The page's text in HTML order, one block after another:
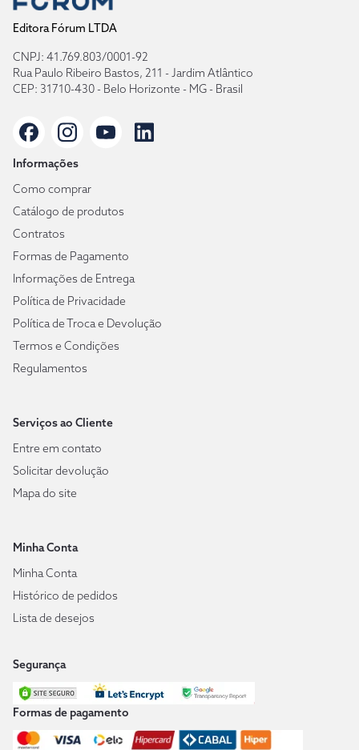
Editora Fórum LTDA
CNPJ: 41.769.803/0001-92
Rua Paulo Ribeiro Bastos, 211 - Jardim Atlântico
CEP: 31710-430 - Belo Horizonte - MG - Brasil
Informações
Como comprar
Catálogo de produtos
Contratos
Formas de Pagamento
Informações de Entrega
Política de Privacidade
Política de Troca e Devolução
Termos e Condições
Regulamentos
Serviços ao Cliente
Entre em contato
Solicitar devolução
Mapa do site
Minha Conta
Minha Conta
Histórico de pedidos
Lista de desejos
Segurança
Formas de pagamento